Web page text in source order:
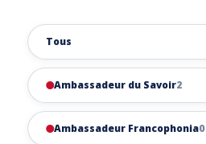
Tous
Ambassadeur du Savoir2
Ambassadeur Francophonia0